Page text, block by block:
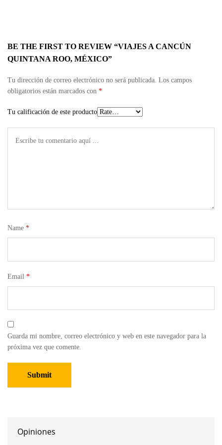
BE THE FIRST TO REVIEW “VIAJES A CANCÚN
QUINTANA ROO, MÉXICO”
Tu dirección de correo electrónico no será publicada. Los campos
obligatorios están marcados con *
Tu calificación de este producto
Name *
Email *
Guarda mi nombre, correo electrónico y web en este navegador para la
próxima vez que comente.
Opiniones